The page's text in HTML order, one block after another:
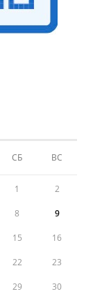
СБ ВС
1 2
8 9
15 16
22 23
29 30